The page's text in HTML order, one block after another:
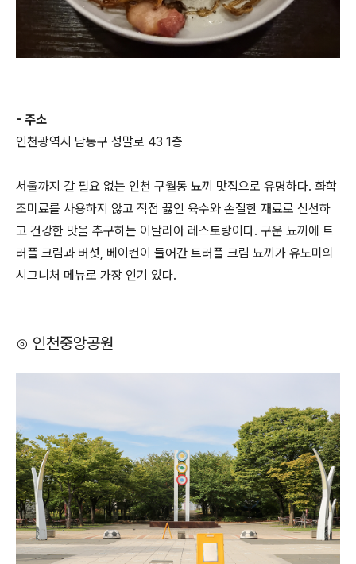
- 주소
인천광역시 남동구 성말로 43 1층
서울까지 갈 필요 없는 인천 구월동 뇨끼 맛집으로 유명하다. 화학
조미료를 사용하지 않고 직접 끓인 육수와 손질한 재료로 신선하
고 건강한 맛을 추구하는 이탈리아 레스토랑이다. 구운 뇨끼에 트
러플 크림과 버섯, 베이컨이 들어간 트러플 크림 뇨끼가 유노미의
시그니처 메뉴로 가장 인기 있다.
⊙ 인천중앙공원